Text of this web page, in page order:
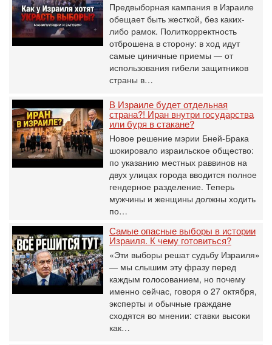
Предвыборная кампания в Израиле
обещает быть жесткой, без каких-
либо рамок. Политкорректность
отброшена в сторону: в ход идут
самые циничные приемы — от
использования гибели защитников
страны в…
В Израиле будет отдельная
страна?! Иран внутри государства
или буря в стакане?
Новое решение мэрии Бней-Брака
шокировало израильское общество:
по указанию местных раввинов на
двух улицах города вводится полное
гендерное разделение. Теперь
мужчины и женщины должны ходить
по…
Самые опасные выборы в истории
Израиля. К чему готовиться?
«Эти выборы решат судьбу Израиля»
— мы слышим эту фразу перед
каждым голосованием, но почему
именно сейчас, говоря о 27 октября,
эксперты и обычные граждане
сходятся во мнении: ставки высоки
как…